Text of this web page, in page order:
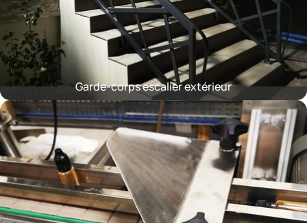
Garde-corps escalier extérieur